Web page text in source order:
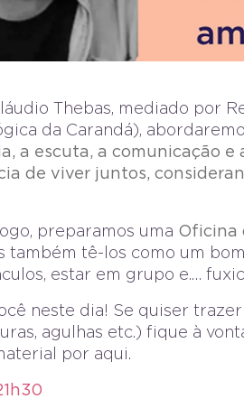
Thebas, mediado por
da Carandá),
a escuta, a comunicação
de viver juntos,
preparamos uma Oficina
também tê-los como um
estar em grupo e.…
neste dia! Se quiser
agulhas etc.) fique à
por aqui.